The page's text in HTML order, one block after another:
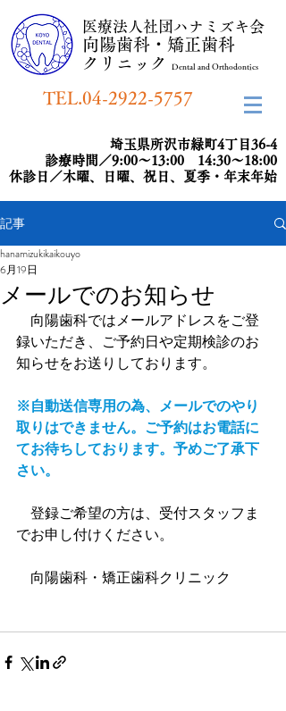
​医療法人社団ハナミズキ会
向陽歯科・矯正歯科
​クリニック
Dental and Orthodontics
TEL.04-2922-5757
埼玉県所沢市緑町4丁目36-4
診療時間／9:00～13:00 14:30～18:00
​休診日／木曜、日曜、祝日、夏季・年末年始
記事
メールでのお知らせ
hanamizukikaikouyo
6月19日
向陽歯科ではメールアドレスをご登
録いただき、ご予約日や定期検診のお
知らせをお送りしております。
※自動送信専用の為、メールでのやり
取りはできません。ご予約はお電話に
てお待ちしております。予めご了承下
さい。
登録ご希望の方は、受付スタッフま
でお申し付けください。
向陽歯科・矯正歯科クリニック